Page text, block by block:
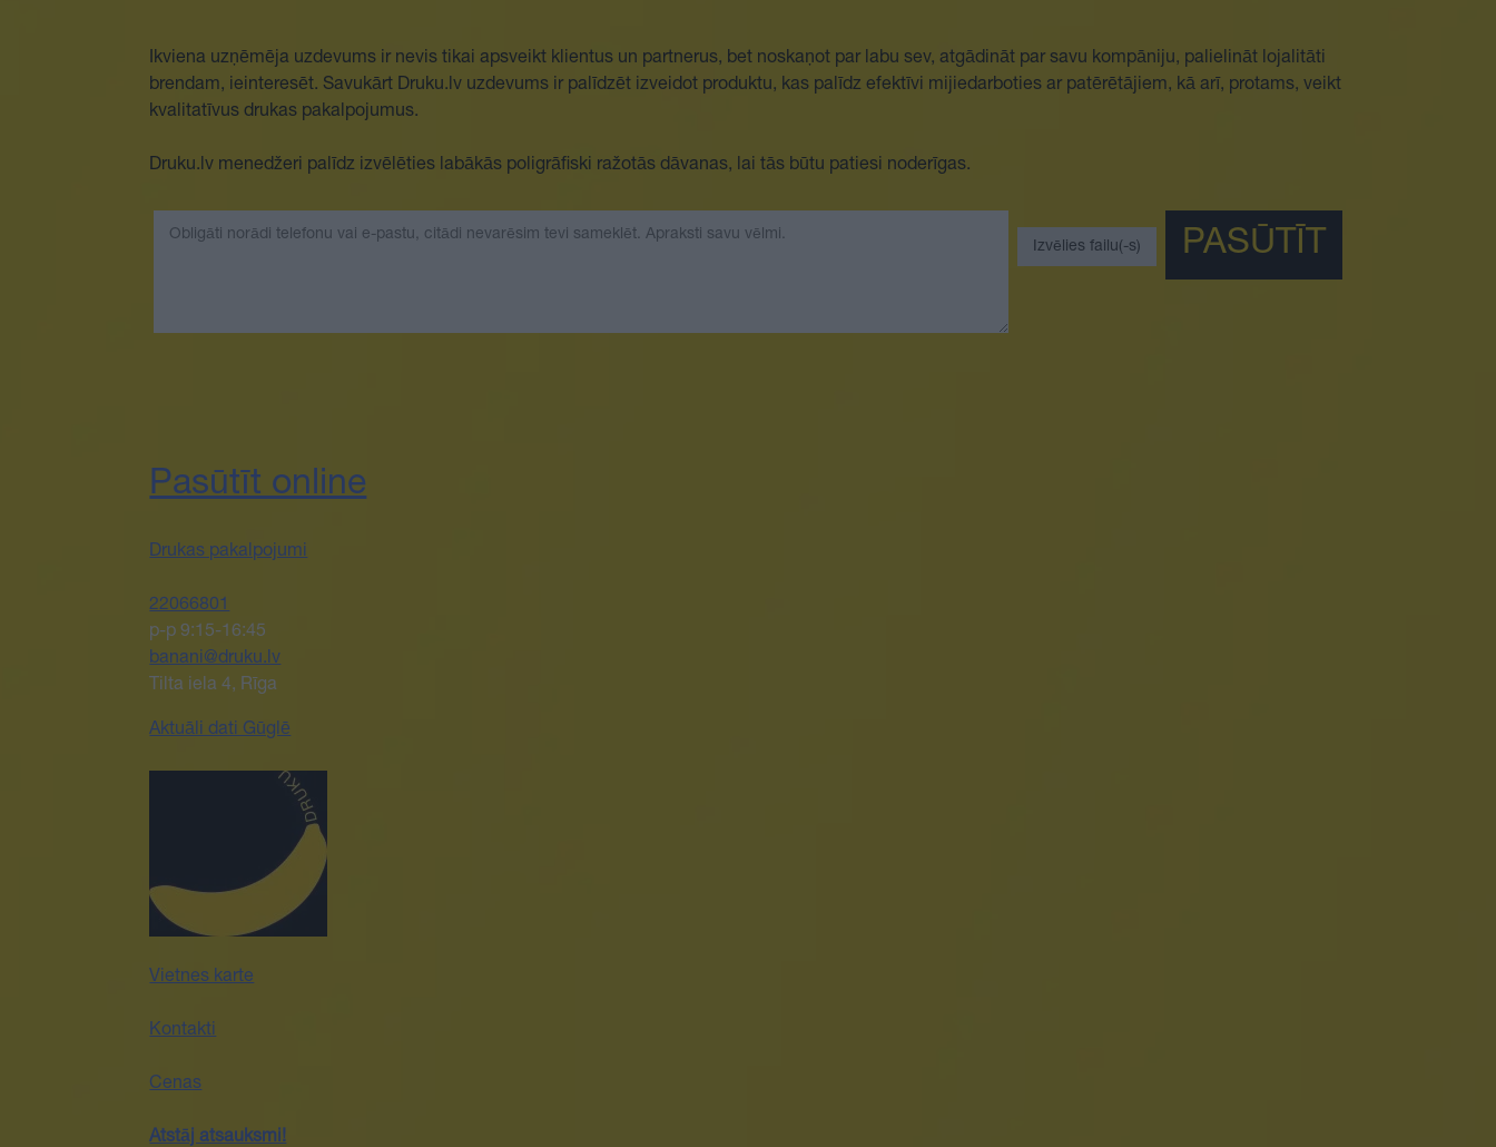
Ikviena uzņēmēja uzdevums ir nevis tikai apsveikt klientus un partnerus, bet noskaņot par labu sev, atgādināt par savu kompāniju, palielināt lojalitāti
brendam, ieinteresēt. Savukārt Druku.lv uzdevums ir palīdzēt izveidot produktu, kas palīdz efektīvi mijiedarboties ar patērētājiem, kā arī, protams, veikt
kvalitatīvus drukas pakalpojumus.
Druku.lv menedžeri palīdz izvēlēties labākās poligrāfiski ražotās dāvanas, lai tās būtu patiesi noderīgas.
Pasūtīt online
Drukas pakalpojumi
22066801
p-p 9:15-16:45
banani@druku.lv
Tilta iela 4, Rīga
Aktuāli dati Gūglē
Vietnes karte
Kontakti
Cenas
Atstāj atsauksmi!